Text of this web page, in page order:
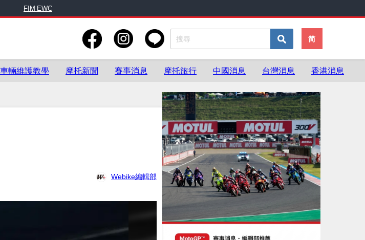
FIM EWC
简
車輛維護教學 摩托新聞 賽事消息 摩托旅行 中國消息 台灣消息 香港消息
Webike編輯部